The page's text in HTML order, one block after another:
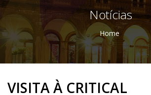
Notícias
Home
VISITA À CRITICAL